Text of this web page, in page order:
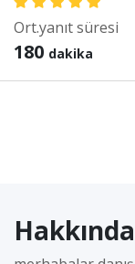
Ort.yanıt süresi
180 dakika
Hakkında